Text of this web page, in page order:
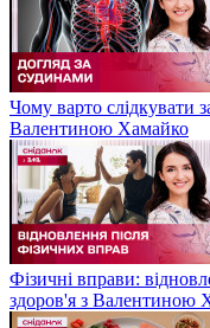
Чому варто слідкувати
Валентиною Хамайко
Фізичні вправи:
здоров'я з Валентиною